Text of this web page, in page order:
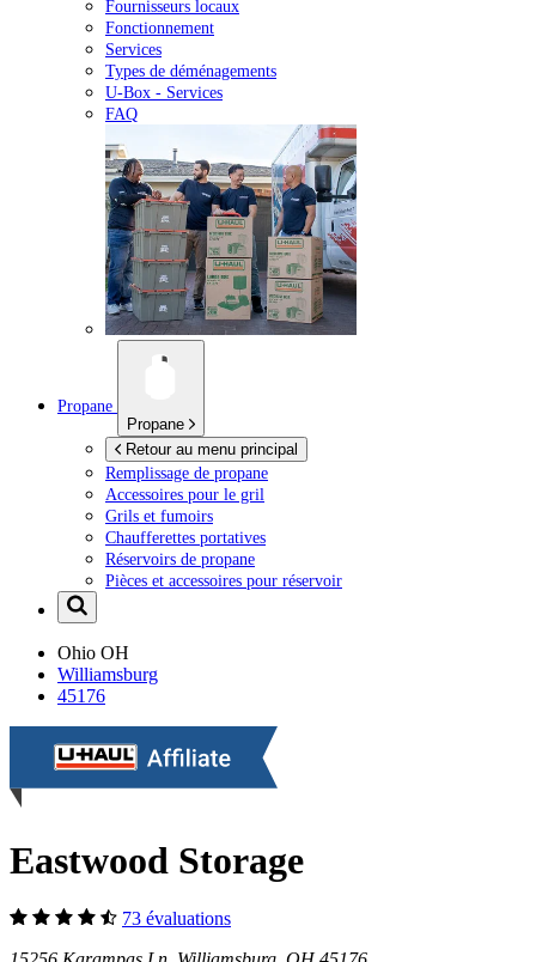
Fournisseurs locaux
Fonctionnement
Services
Types de déménagements
U-Box - Services
FAQ
Propane
Propane
Retour au menu principal
Remplissage de propane
Accessoires pour le gril
Grils et fumoirs
Chaufferettes portatives
Réservoirs de propane
Pièces et accessoires pour réservoir
Ohio OH
Williamsburg
45176
Eastwood Storage
73 évaluations